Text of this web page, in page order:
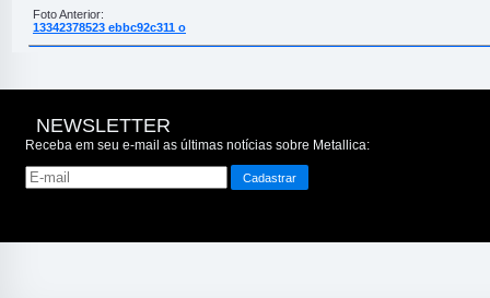
Foto Anterior:
13342378523 ebbc92c311 o
NEWSLETTER
Receba em seu e-mail as últimas notícias sobre Metallica: